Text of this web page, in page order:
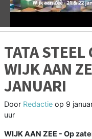
TATA STEEL
WIJK AAN
JANUARI
Door Redactie op 9
uur
WIJK AAN ZEE - Op